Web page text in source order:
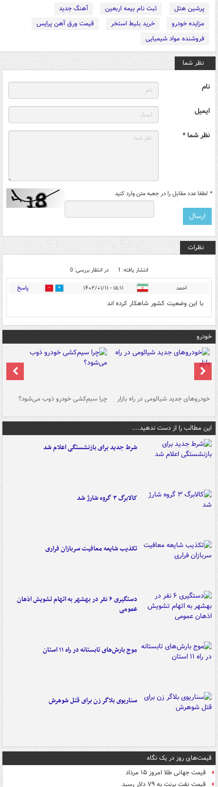
پرشین هتل
ثبت نام بیمه اربعین
آهنگ جدید
مزایده خودرو
خرید بلیط استخر
قیمت ورق آهن پرایس
فروشنده مواد شیمیایی
نظر شما
نام
ایمیل
نظر شما *
* لطفا عدد مقابل را در جعبه متن وارد کنید
نظرات
انتشار یافته: 1 در انتظار بررسی: 0
احمد ۱۵:۱۱ - ۱۴۰۲/۰۱/۱۱ 0 پاسخ
با این وضعیت کشور شاهکار کرده اند
خودرو
خودروهای جدید شیائومی در راه بازار چرا سیم‌کشی خودرو ذوب می‌شود؟
این مطالب را از دست ندهید....
شرط جدید برای بازنشستگی اعلام شد
کالابرگ ۳ گروه شارژ شد
تکذیب شایعه معافیت سربازان فراری
دستگیری ۶ نفر در بهشهر به اتهام تشویش اذهان
عمومی
موج بارش‌های تابستانه در راه ۱۱ استان
سناریوی بلاگر زن برای قتل شوهرش
قیمت‌های روز در یک نگاه
قیمت جهانی طلا امروز ۱۵ مرداد
قیمت نفت برنت به ۷۹ دلار رسید